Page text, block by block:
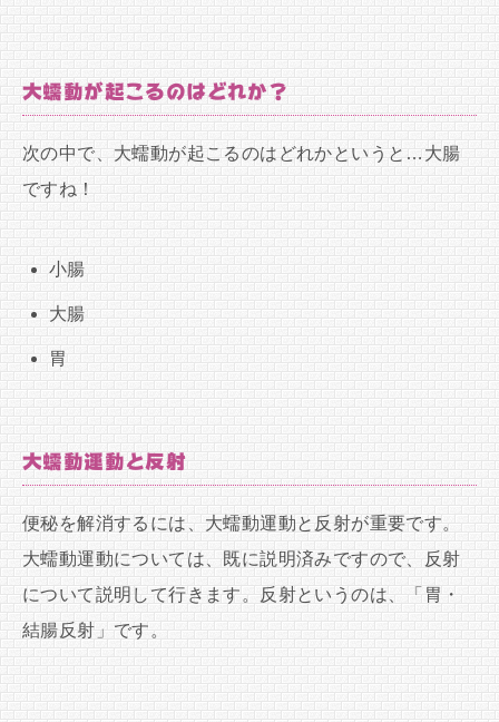
大蠕動が起こるのはどれか？
次の中で、大蠕動が起こるのはどれかというと…大腸
ですね！
小腸
大腸
胃
大蠕動運動と反射
便秘を解消するには、大蠕動運動と反射が重要です。
大蠕動運動については、既に説明済みですので、反射
について説明して行きます。反射というのは、「胃・
結腸反射」です。